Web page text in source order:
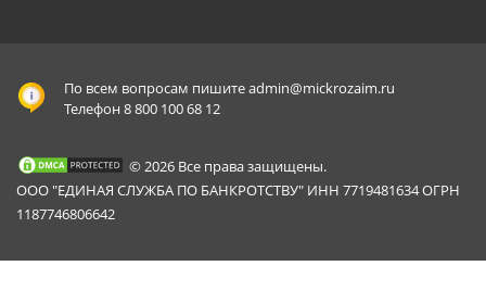
По всем вопросам пишитеadmin@mickrozaim.ru
Телефон 8 800 100 68 12
© 2026 Все права защищены.
ООО "ЕДИНАЯ СЛУЖБА ПО БАНКРОТСТВУ" ИНН 7719481634 ОГРН
1187746806642
Mickrozaim.ru использует файлы cookie для